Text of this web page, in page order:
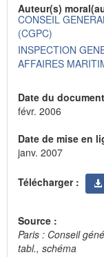
Auteur(s)
CONSEIL
(CGPC)
INSPECTION
AFFAIRES
Date du
févr. 2006
Date de mise en
janv. 2007
Télécharger :
Source :
Paris : Conseil
tabl., schéma